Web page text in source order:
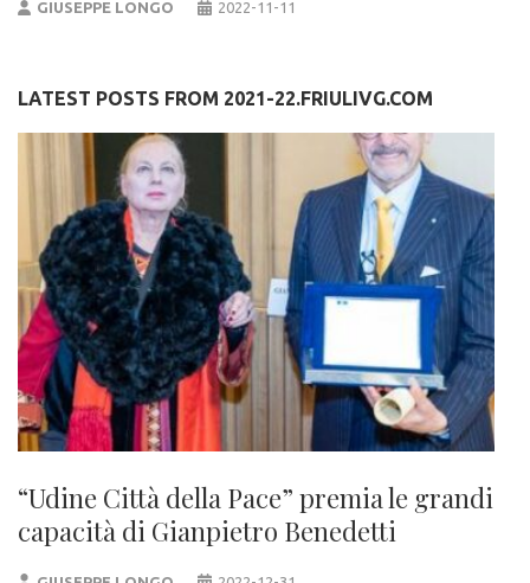
GIUSEPPE LONGO 2022-11-11
LATEST POSTS FROM 2021-22.FRIULIVG.COM
“Udine Città della Pace” premia le grandi
capacità di Gianpietro Benedetti